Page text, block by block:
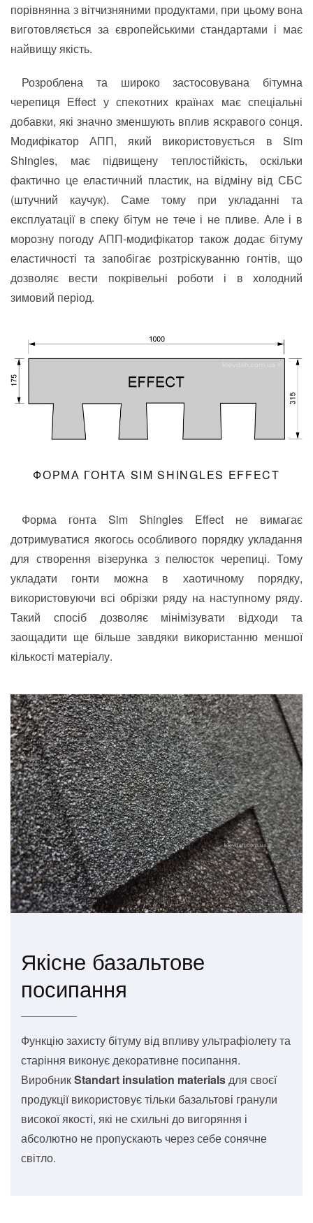
порівнянна з вітчизняними продуктами, при цьому вона
виготовляється за європейськими стандартами і має
найвищу якість.
Розроблена та широко застосовувана бітумна
черепиця Effect у спекотних країнах має спеціальні
добавки, які значно зменшують вплив яскравого сонця.
Модифікатор АПП, який використовується в Sim
Shingles, має підвищену теплостійкість, оскільки
фактично це еластичний пластик, на відміну від СБС
(штучний каучук). Саме тому при укладанні та
експлуатації в спеку бітум не тече і не пливе. Але і в
морозну погоду АПП-модифікатор також додає бітуму
еластичності та запобігає розтріскуванню гонтів, що
дозволяє вести покрівельні роботи і в холодний
зимовий період.
ФОРМА ГОНТА SIM SHINGLES EFFECT
Форма гонта Sim Shingles Effect не вимагає
дотримуватися якогось особливого порядку укладання
для створення візерунка з пелюсток черепиці. Тому
укладати гонти можна в хаотичному порядку,
використовуючи всі обрізки ряду на наступному ряду.
Такий спосіб дозволяє мінімізувати відходи та
заощадити ще більше завдяки використанню меншої
кількості матеріалу.
Якісне базальтове
посипання
Функцію захисту бітуму від впливу ультрафіолету та
старіння виконує декоративне посипання.
ВиробникStandart insulation materialsдля своєї
продукції використовує тільки базальтові гранули
високої якості, які не схильні до вигоряння і
абсолютно не пропускають через себе сонячне
світло.